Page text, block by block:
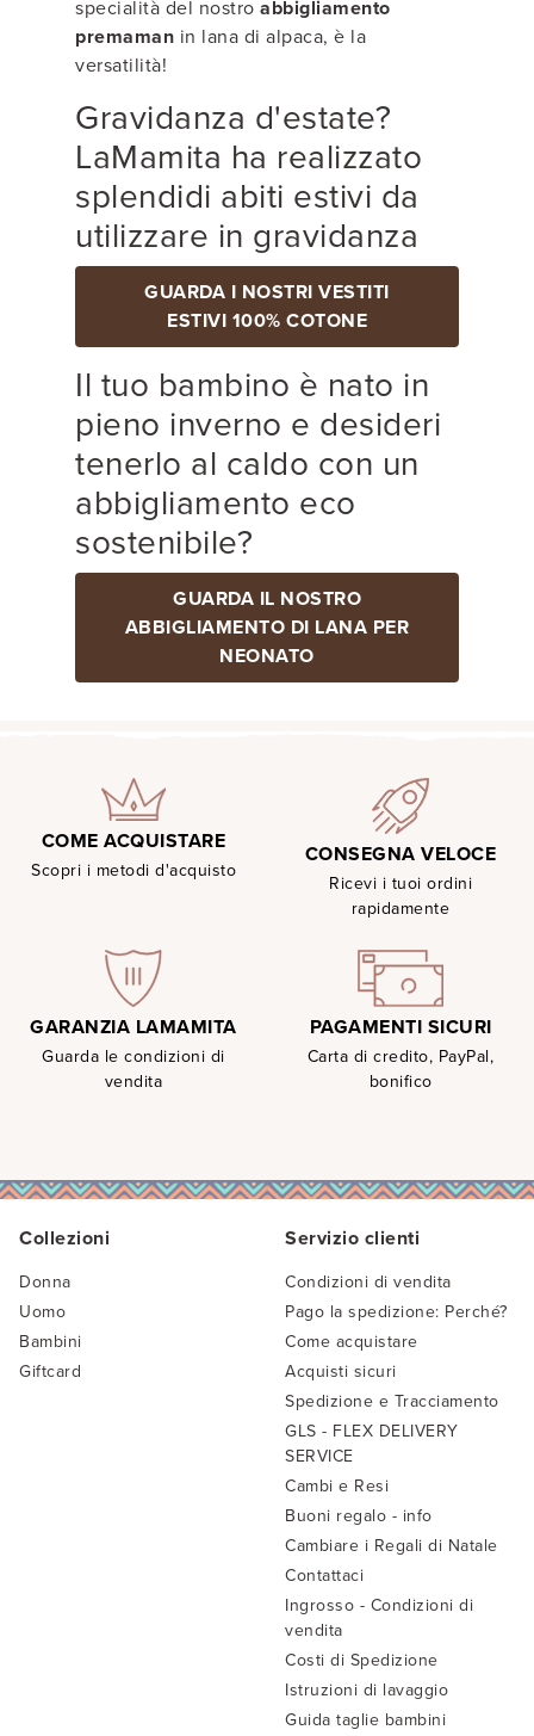
specialità del nostro abbigliamento
premaman in lana di alpaca, è la
versatilità!
Gravidanza d'estate?
LaMamita ha realizzato
splendidi abiti estivi da
utilizzare in gravidanza
GUARDA I NOSTRI VESTITI
ESTIVI 100% COTONE
Il tuo bambino è nato in
pieno inverno e desideri
tenerlo al caldo con un
abbigliamento eco
sostenibile?
GUARDA IL NOSTRO
ABBIGLIAMENTO DI LANA PER
NEONATO
COME ACQUISTARE
Scopri i metodi d'acquisto
CONSEGNA VELOCE
Ricevi i tuoi ordini
rapidamente
GARANZIA LAMAMITA
Guarda le condizioni di
vendita
PAGAMENTI SICURI
Carta di credito, PayPal,
bonifico
Collezioni
Donna
Uomo
Bambini
Giftcard
Servizio clienti
Condizioni di vendita
Pago la spedizione: Perché?
Come acquistare
Acquisti sicuri
Spedizione e Tracciamento
GLS - FLEX DELIVERY
SERVICE
Cambi e Resi
Buoni regalo - info
Cambiare i Regali di Natale
Contattaci
Ingrosso - Condizioni di
vendita
Costi di Spedizione
Istruzioni di lavaggio
Guida taglie bambini